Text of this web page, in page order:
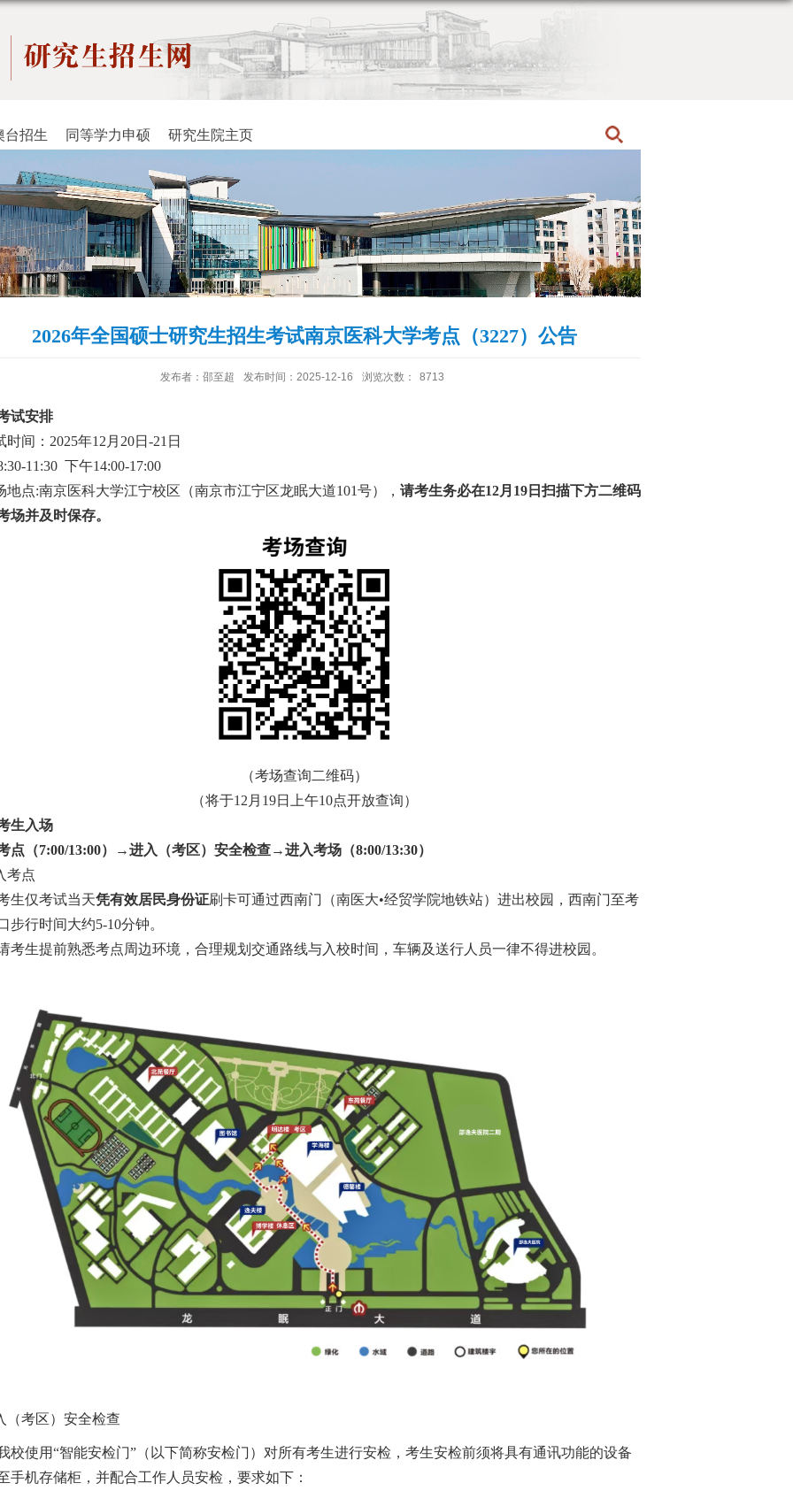
台招生 同等学力申硕 研究生院主页
首页 硕士招生 招生动态
2026年全国硕士研究生招生考试南京医科大学考点（3227）公告
发布者：邵至超 发布时间：2025-12-16 浏览次数： 8713
试安排
时间：2025年12月20日 -21 日
11:30 下午14:00-17:00
地点:南京医科大学江宁校区（南京市江宁区龙眠大道101号）， 请考生务必在12月19日扫描下方二维码
场并及时保存。
（考场查询二维码）
（将于12月 19日上午10点开放查询）
生入场
点 （7:00/13:00）→进入（考区）安全检查→进入考场（8:00/13:30）
考点
生仅考试当天凭有效居民身份证刷卡可通过西南门（南医大•经贸学院地铁站）进出校园，西南门至考
步行时间大约5-10分钟。
考生提前熟悉考点周边环境，合理规划交通路线与入校时间，车辆及送行人员一律不得进校园。
（考区）安全检查
校使用“智能安检门” （ 以下简称安检门 ） 对所有考生进行安检，考生安检前须将具有通讯功能的设备
手机存储柜 ， 并配合工作人员安检 ， 要求如下：